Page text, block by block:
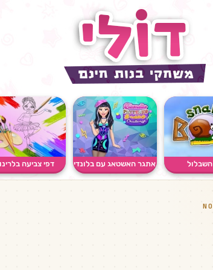
השבלול אתגר האשטאג עם בלונדי דפי צביעה